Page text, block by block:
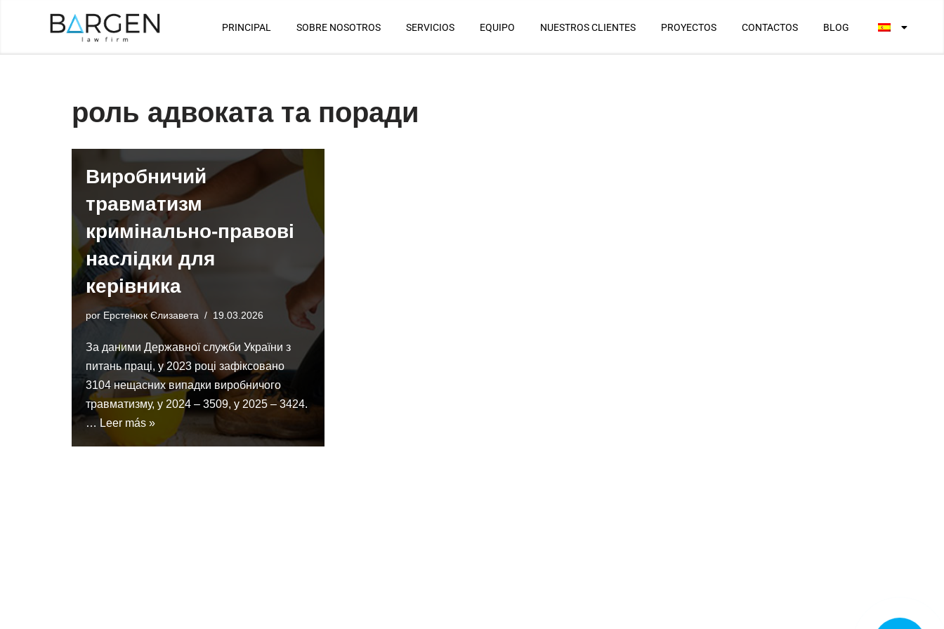
PRINCIPAL SOBRE NOSOTROS SERVICIOS EQUIPO NUESTROS CLIENTES PROYECTOS CONTACTOS BLOG
роль адвоката та поради
Виробничий
травматизм
кримінально-правові
наслідки для
керівника
por Ерстенюк Єлизавета 19.03.2026
За даними Державної служби України з
питань праці, у 2023 році зафіксовано
3104 нещасних випадки виробничого
травматизму, у 2024 – 3509, у 2025 – 3424.
… Leer más »